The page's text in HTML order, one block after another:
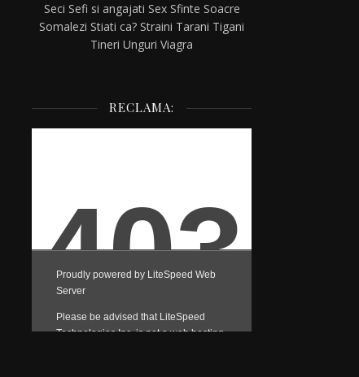
Seci Sefi si angajati Sex Sfinte Soacre
Somalezi Stiati ca? Straini Tarani Tigani
Tineri Unguri Viagra
RECLAMA: